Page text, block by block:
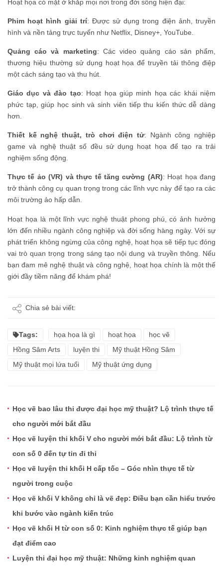
Hoạt họa có mặt ở khắp mọi nơi trong đời sống hiện đại:
Phim hoạt hình giải trí: Được sử dụng trong điện ảnh, truyền
hình và nền tảng trực tuyến như Netflix, Disney+, YouTube.
Quảng cáo và marketing: Các video quảng cáo sản phẩm,
thương hiệu thường sử dụng hoạt họa để truyền tải thông điệp
một cách sáng tạo và thu hút.
Giáo dục và đào tạo: Hoạt họa giúp minh họa các khái niệm
phức tạp, giúp học sinh và sinh viên tiếp thu kiến thức dễ dàng
hơn.
Thiết kế nghệ thuật, trò chơi điện tử: Ngành công nghiệp
game và nghệ thuật số đều sử dụng hoạt họa để tạo ra trải
nghiệm sống động.
Thực tế ảo (VR) và thực tế tăng cường (AR): Hoạt họa đang
trở thành công cụ quan trọng trong các lĩnh vực này để tạo ra các
môi trường ảo hấp dẫn.
Hoạt họa là một lĩnh vực nghệ thuật phong phú, có ảnh hưởng
lớn đến nhiều ngành công nghiệp và đời sống hàng ngày. Với sự
phát triển không ngừng của công nghệ, hoạt họa sẽ tiếp tục đóng
vai trò quan trọng trong sáng tạo nội dung và truyền thông. Nếu
bạn đam mê nghệ thuật và công nghệ, hoạt họa chính là một thế
giới đầy tiềm năng để khám phá!
Chia sẻ bài viết:
Tags: họa họa là gì hoạt họa
học vẽ
Hồng Sâm Arts
luyện thi
Mỹ thuật Hồng Sâm
Mỹ thuật mọi lứa tuổi
Mỹ thuật ứng dụng
Học vẽ bao lâu thi được đại học mỹ thuật? Lộ trình thực tế
cho người mới bắt đầu
Học vẽ luyện thi khối V cho người mới bắt đầu: Lộ trình từ
con số 0 đến tự tin đi thi
Học vẽ luyện thi khối H cấp tốc – Góc nhìn thực tế từ
người trong cuộc
Học vẽ khối V không chỉ là vẽ đẹp: Điều bạn cần hiểu trước
khi bước vào ngành kiến trúc
Học vẽ khối H từ con số 0: Kinh nghiệm thực tế giúp bạn
đạt điểm cao
Luyện thi đại học mỹ thuật: Những kinh nghiệm quan